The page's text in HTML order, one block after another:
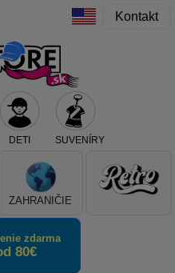
Kontakt
DETI SUVENÍRY
typ výrobku
ZAHRANIČIE
zdarma
80€